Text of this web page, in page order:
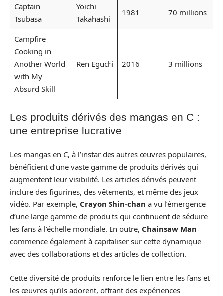
Captain
Tsubasa
Yoichi
Takahashi
1981 70 millions
Campfire
Cooking in
Another World
with My
Absurd Skill
Ren Eguchi 2016 3 millions
Les produits dérivés des mangas en C :
une entreprise lucrative
Les mangas en C, à l’instar des autres œuvres populaires,
bénéficient d’une vaste gamme de produits dérivés qui
augmentent leur visibilité. Les articles dérivés peuvent
inclure des figurines, des vêtements, et même des jeux
vidéo. Par exemple, Crayon Shin-chan a vu l’émergence
d’une large gamme de produits qui continuent de séduire
les fans à l’échelle mondiale. En outre, Chainsaw Man
commence également à capitaliser sur cette dynamique
avec des collaborations et des articles de collection.
Cette diversité de produits renforce le lien entre les fans et
les œuvres qu’ils adorent, offrant des expériences